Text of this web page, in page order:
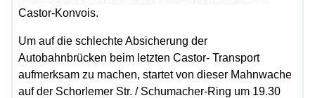
Castor-Konvois.
Um auf die schlechte Absicherung der
Autobahnbrücken beim letzten Castor- Transport
aufmerksam zu machen, startet von dieser Mahnwache
auf der Schorlemer Str. / Schumacher-Ring um 19.30